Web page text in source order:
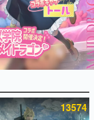
ー数万以上！ などな
ミ渾身の“殿堂入り”記
13574